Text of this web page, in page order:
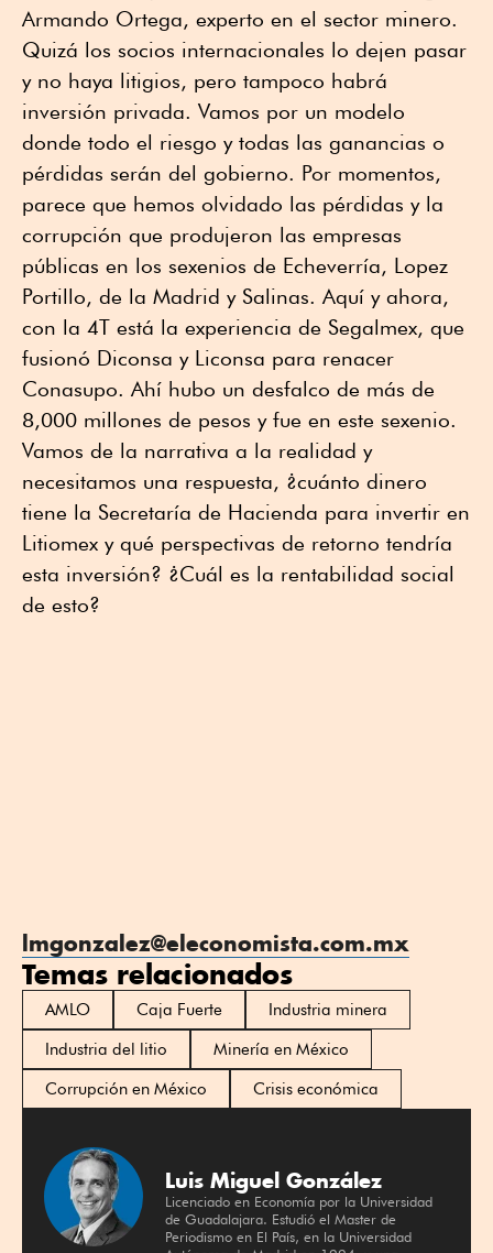
Armando Ortega, experto en el sector minero.
Quizá los socios internacionales lo dejen pasar
y no haya litigios, pero tampoco habrá
inversión privada. Vamos por un modelo
donde todo el riesgo y todas las ganancias o
pérdidas serán del gobierno. Por momentos,
parece que hemos olvidado las pérdidas y la
corrupción que produjeron las empresas
públicas en los sexenios de Echeverría, Lopez
Portillo, de la Madrid y Salinas. Aquí y ahora,
con la 4T está la experiencia de Segalmex, que
fusionó Diconsa y Liconsa para renacer
Conasupo. Ahí hubo un desfalco de más de
8,000 millones de pesos y fue en este sexenio.
Vamos de la narrativa a la realidad y
necesitamos una respuesta, ¿cuánto dinero
tiene la Secretaría de Hacienda para invertir en
Litiomex y qué perspectivas de retorno tendría
esta inversión? ¿Cuál es la rentabilidad social
de esto?
lmgonzalez@eleconomista.com.mx
Temas relacionados
AMLO Caja Fuerte
Industria minera
Industria del litio
Minería en México
Corrupción en México
Crisis económica
Luis Miguel González
Licenciado en Economía por la Universidad
de Guadalajara. Estudió el Master de
Periodismo en El País, en la Universidad